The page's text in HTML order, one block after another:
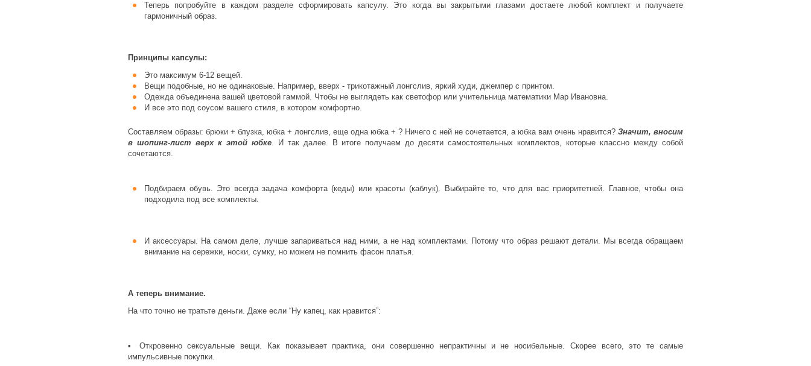
Теперь попробуйте в каждом разделе сформировать капсулу. Это когда вы закрытыми глазами достаете любой комплект и получаете
гармоничный образ.
Принципы капсулы:
Это максимум 6-12 вещей.
Вещи подобные, но не одинаковые. Например, вверх - трикотажный лонгслив, яркий худи, джемпер с принтом.
Одежда объединена вашей цветовой гаммой. Чтобы не выглядеть как светофор или учительница математики Мар Ивановна.
И все это под соусом вашего стиля, в котором комфортно.
Составляем образы: брюки + блузка, юбка + лонгслив, еще одна юбка + ? Ничего с ней не сочетается, а юбка вам очень нравится? Значит, вносим
в шопинг-лист верх к этой юбке. И так далее. В итоге получаем до десяти самостоятельных комплектов, которые классно между собой
сочетаются.
Подбираем обувь. Это всегда задача комфорта (кеды) или красоты (каблук). Выбирайте то, что для вас приоритетней. Главное, чтобы она
подходила под все комплекты.
И аксессуары. На самом деле, лучше запариваться над ними, а не над комплектами. Потому что образ решают детали. Мы всегда обращаем
внимание на сережки, носки, сумку, но можем не помнить фасон платья.
А теперь внимание.
На что точно не тратьте деньги. Даже если “Ну капец, как нравится”:
▪ Откровенно сексуальные вещи. Как показывает практика, они совершенно непрактичны и не носибельные. Скорее всего, это те самые
импульсивные покупки.